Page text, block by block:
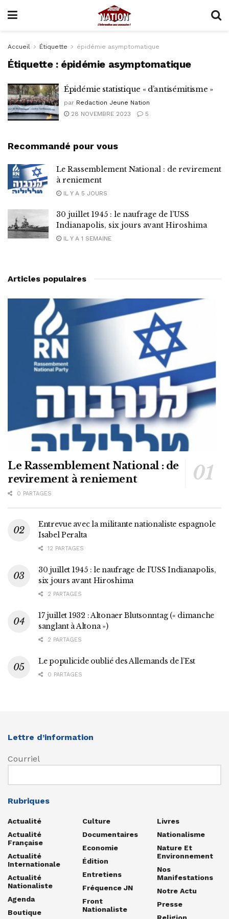
Accueil Étiquette épidémie asymptomatique
Étiquette : épidémie asymptomatique
Épidémie statistique « d’antisémitisme »
par Redaction Jeune Nation
28 NOVEMBRE 2023
5
Recommandé pour vous
Le Rassemblement National : de revirement
à reniement
IL Y A 5 JOURS
30 juillet 1945 : le naufrage de l’USS
Indianapolis, six jours avant Hiroshima
IL Y A 1 SEMAINE
Articles populaires
Le Rassemblement National : de
revirement à reniement
0 PARTAGES
Entrevue avec la militante nationaliste espagnole
Isabel Peralta
12 PARTAGES
30 juillet 1945 : le naufrage de l’USS Indianapolis,
six jours avant Hiroshima
2 PARTAGES
17 juillet 1932 : Altonaer Blutsonntag (« dimanche
sanglant à Altona »)
2 PARTAGES
Le populicide oublié des Allemands de l’Est
0 PARTAGES
Lettre d’information
Courriel
Rubriques
Actualité
Actualité
Française
Actualité
Internationale
Actualité
Nationaliste
Agenda
Boutique
Culture
Documentaires
Economie
Édition
Entretiens
Fréquence JN
Front
Nationaliste
Livres
Nationalisme
Nature Et
Environnement
Nos
Manifestations
Notre Actu
Presse